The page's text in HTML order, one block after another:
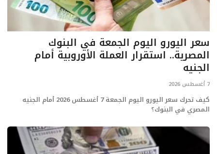
سعر اليورو اليوم الجمعة في البنوك
المصرية.. استقرار العملة الأوروبية أمام
الجنيه
7 أغسطس 2026
كيف تحرك سعر اليورو اليوم الجمعة 7 أغسطس 2026 أمام الجنيه
المصري في البنوك؟